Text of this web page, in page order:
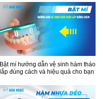
Bật mí hướng dẫn vệ sinh hàm tháo
lắp đúng cách và hiệu quả cho bạn